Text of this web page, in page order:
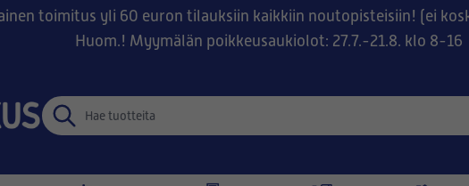
toimitus yli 60 euron tilauksiin kaikkiin noutopisteisiin! (ei
Huom.! Myymälän poikkeusaukiolot: 27.7.-21.8. klo 8-16